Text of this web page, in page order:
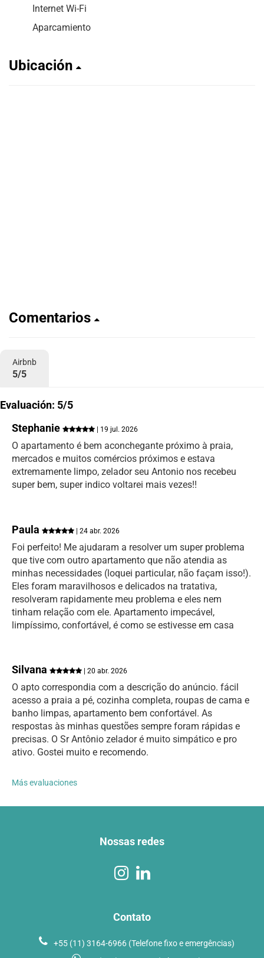
Internet Wi-Fi
Aparcamiento
Ubicación
Comentarios
Airbnb
5/5
Evaluación: 5/5
Stephanie
| 19 jul. 2026
O apartamento é bem aconchegante próximo à praia,
mercados e muitos comércios próximos e estava
extremamente limpo, zelador seu Antonio nos recebeu
super bem, super indico voltarei mais vezes!!
Paula | 24 abr. 2026
Foi perfeito! Me ajudaram a resolver um super problema
que tive com outro apartamento que não atendia as
minhas necessidades (loquei particular, não façam isso!).
Eles foram maravilhosos e delicados na tratativa,
resolveram rapidamente meu problema e eles nem
tinham relação com ele. Apartamento impecável,
limpíssimo, confortável, é como se estivesse em casa
Silvana | 20 abr. 2026
O apto correspondia com a descrição do anúncio. fácil
acesso a praia a pé, cozinha completa, roupas de cama e
banho limpas, apartamento bem confortável. As
respostas às minhas questões sempre foram rápidas e
precisas. O Sr Antônio zelador é muito simpático e pro
ativo. Gostei muito e recomendo.
Más evaluaciones
Nossas redes
Contato
+55 (11) 3164-6966 (Telefone fixo e emergências)